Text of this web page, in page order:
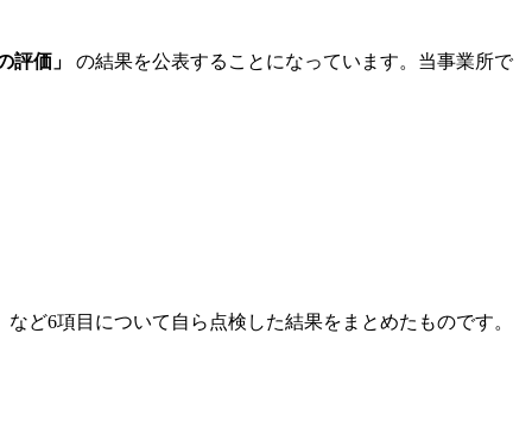
評価」 の結果を公表することになっています。当事業所で
ど6項目について自ら点検した結果をまとめたものです。